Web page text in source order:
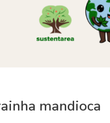
mandioca